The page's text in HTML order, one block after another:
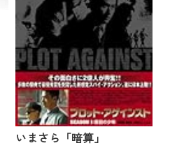
いまさら「暗算」